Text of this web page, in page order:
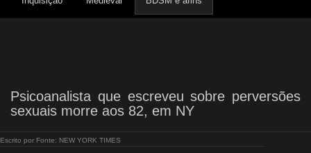
Psicoanalista que escreveu sobre perversões
sexuais morre aos 82, em NY
Escrito por Fonte: NEW YORK TIMES